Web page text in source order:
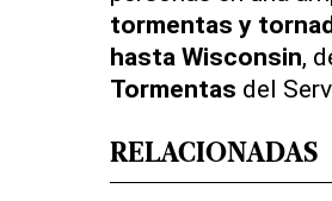
tormentas y
hasta Wisconsin,
Tormentas del
RELACIONADAS